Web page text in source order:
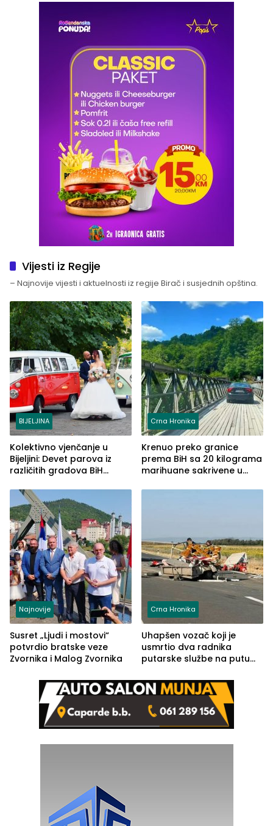
Vijesti iz Regije
– Najnovije vijesti i aktuelnosti iz regije Birač i susjednih opština.
BIJELJINA
Kolektivno vjenčanje u
Bijeljini: Devet parova iz
različitih gradova BiH
Crna Hronika
Krenuo preko granice
prema BiH sa 20 kilograma
marihuane sakrivene u
Najnovije
Susret „Ljudi i mostovi“
potvrdio bratske veze
Zvornika i Malog Zvornika
Crna Hronika
Uhapšen vozač koji je
usmrtio dva radnika
putarske službe na putu
(FOTO)